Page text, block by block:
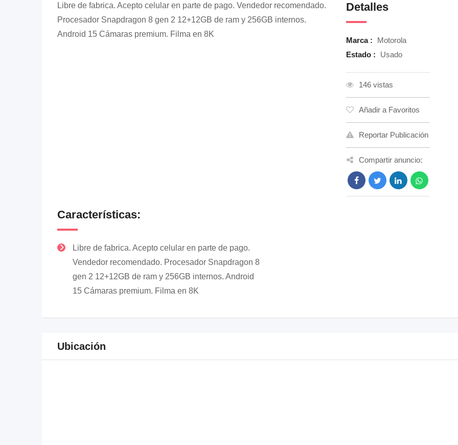
Libre de fabrica. Acepto celular en parte de pago. Vendedor recomendado.
Procesador Snapdragon 8 gen 2 12+12GB de ram y 256GB internos.
Android 15 Cámaras premium. Filma en 8K
Detalles
Marca :
Motorola
Estado :
Usado
146 vistas
Añadir a Favoritos
Reportar Publicación
Compartir anuncio:
Características:
Libre de fabrica. Acepto celular en parte de pago.
Vendedor recomendado. Procesador Snapdragon 8
gen 2 12+12GB de ram y 256GB internos. Android
15 Cámaras premium. Filma en 8K
Ubicación